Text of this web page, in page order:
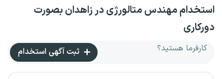
استخدام مهندس متالورژی در زاهدان بصورت
دورکاری
کارفرما هستید؟ ثبت آگهی استخدام